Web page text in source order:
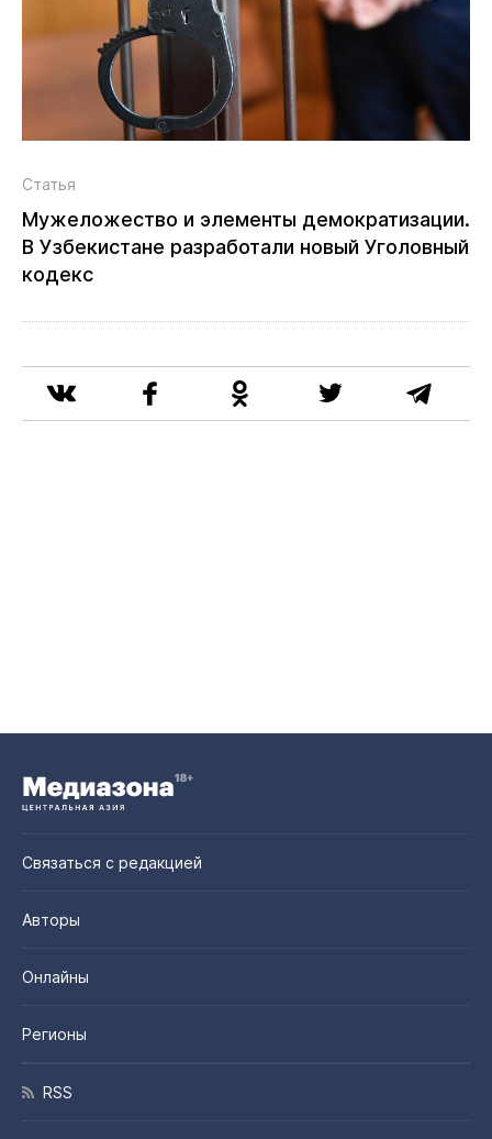
Статья
Мужеложество и элементы демократизации.
В Узбекистане разработали новый Уголовный
кодекс
Связаться с редакцией
Авторы
Онлайны
Регионы
RSS